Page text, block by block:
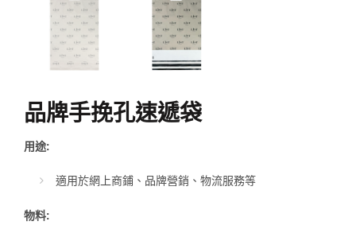
品牌手挽孔速遞袋
用途:
適用於網上商鋪、品牌營銷、物流服務等
物料: